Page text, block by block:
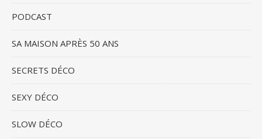
PODCAST
SA MAISON APRÈS 50 ANS
SECRETS DÉCO
SEXY DÉCO
SLOW DÉCO